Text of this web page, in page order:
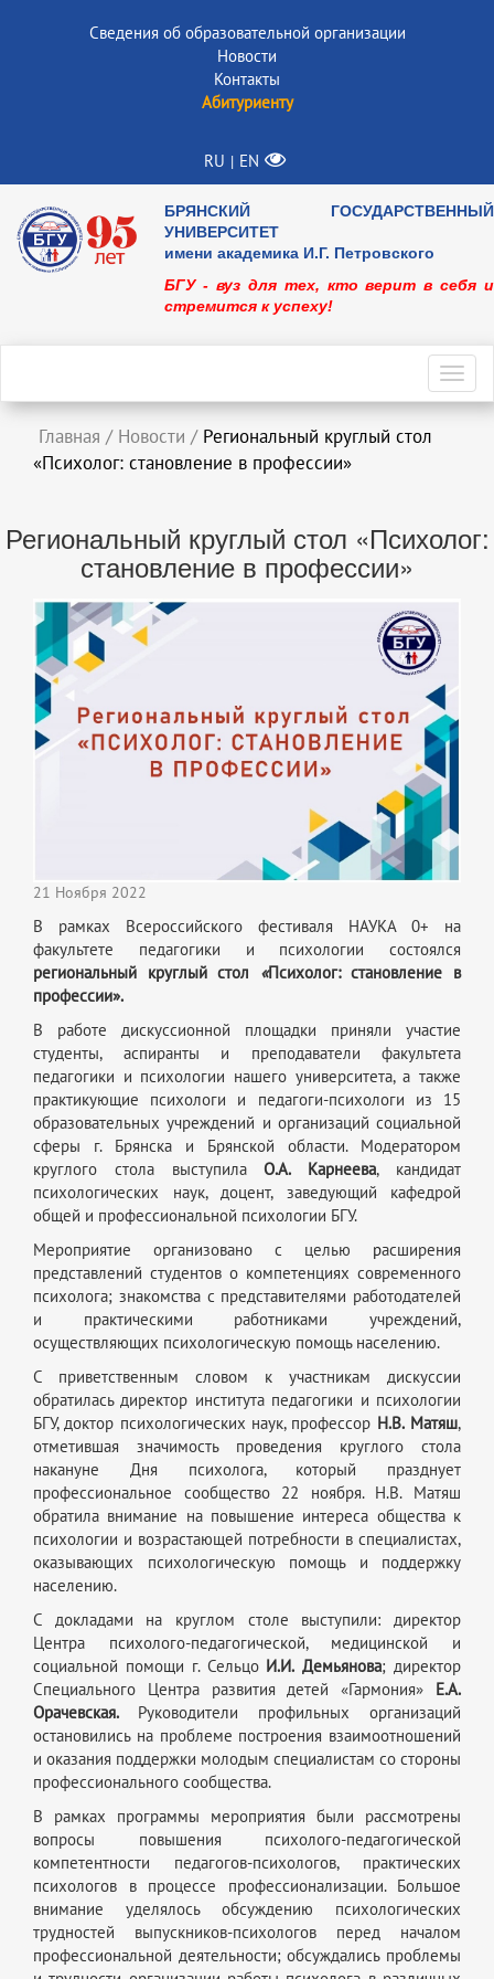
Сведения об образовательной организации
Новости
Контакты
Абитуриенту
RU | EN
БРЯНСКИЙ ГОСУДАРСТВЕННЫЙ
УНИВЕРСИТЕТ
имени академика И.Г. Петровского
БГУ - вуз для тех, кто верит в себя и
стремится к успеху!
Главная / Новости / Региональный круглый стол
«Психолог: становление в профессии»
Региональный круглый стол «Психолог:
становление в профессии»
21 Ноября 2022
В рамках Всероссийского фестиваля НАУКА 0+ на
факультете педагогики и психологии состоялся
региональный
круглый стол «Психолог: становление в
профессии».
В работе дискуссионной площадки приняли участие
студенты, аспиранты и преподаватели факультета
педагогики и психологии нашего университета, а также
практикующие психологи и педагоги-психологи из 15
образовательных учреждений и организаций социальной
сферы г. Брянска и Брянской области. Модератором
круглого стола выступилаО.А. Карнеева, кандидат
психологических наук, доцент, заведующий кафедрой
общей и профессиональной психологии БГУ.
Мероприятие организовано с целью расширения
представлений студентов о компетенциях современного
психолога; знакомства с представителями работодателей
и практическими работниками учреждений,
осуществляющих психологическую помощь населению.
С приветственным словом к участникам дискуссии
обратилась директор института педагогики и психологии
БГУ, доктор психологических наук, профессор Н.В. Матяш,
отметившая значимость проведения круглого стола
накануне Дня психолога, который празднует
профессиональное сообщество 22 ноября. Н.В. Матяш
обратила внимание на повышение интереса общества к
психологии и возрастающей потребности в специалистах,
оказывающих психологическую помощь и поддержку
населению.
С докладами на круглом столе выступили: директор
Центра психолого-педагогической, медицинской и
социальной помощи г. Сельцо И.И. Демьянова; директор
Специального Центра развития детей «Гармония» Е.А.
Орачевская. Руководители профильных организаций
остановились на проблеме построения взаимоотношений
и оказания поддержки молодым специалистам со стороны
профессионального сообщества.
В рамках программы мероприятия были рассмотрены
вопросы повышения психолого-педагогической
компетентности педагогов-психологов, практических
психологов в процессе профессионализации. Большое
внимание уделялось обсуждению психологических
трудностей выпускников-психологов перед началом
профессиональной деятельности; обсуждались проблемы